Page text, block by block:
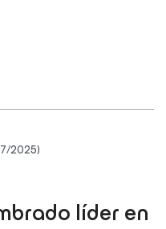
2025)
líder en